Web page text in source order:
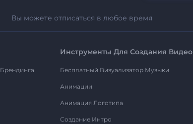
Вы можете отписаться в любое время
Инструменты Для Создания Видео
Бесплатный Визуализатор Музыки
Анимации
Анимация Логотипа
Создание Интро